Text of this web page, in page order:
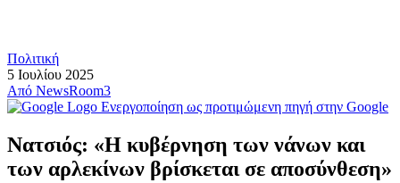
Πολιτική
5 Ιουλίου 2025
Από NewsRoom3
Ενεργοποίηση ως προτιμώμενη πηγή στην Google
Νατσιός: «Η κυβέρνηση των νάνων και
των αρλεκίνων βρίσκεται σε αποσύνθεση»